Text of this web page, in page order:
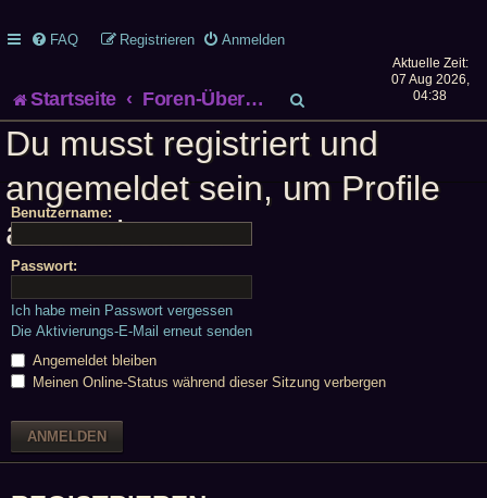
FAQ Anmelden
Registrieren
Startseite Foren-Übersicht
u
c
Aktuelle Zeit:
07 Aug 2026,
04:38
Du musst registriert und
angemeldet sein, um Profile
anzuschauen.
Benutzername:
Passwort:
Ich habe mein Passwort vergessen
Die Aktivierungs-E-Mail erneut senden
Angemeldet bleiben
Meinen Online-Status während dieser Sitzung verbergen